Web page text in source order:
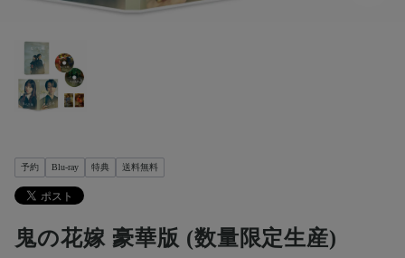
予約 Blu-ray 特典 送料無料
鬼の花嫁 豪華版 (数量限定生産)